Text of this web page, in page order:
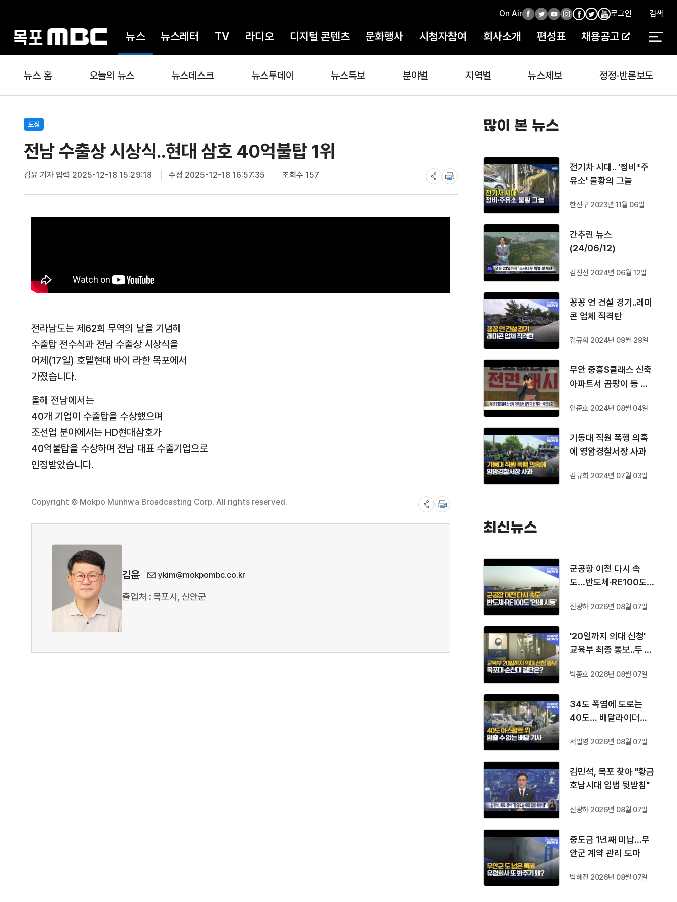
뉴스 뉴스레터 TV 라디오 디지털 콘텐츠 문화행사 시청자참여 회사소개 편성표 채용공고
On Air페 트
터
유
브
인
타
페 인
타
유
브
로그인 검색
뉴스 홈 오늘의 뉴스 뉴스데스크 뉴스투데이 뉴스특보 분야별 지역별 뉴스제보 정정·반론보도
도정
전남 수출상 시상식..현대 삼호 40억불탑 1위
김윤 기자입력 2025-12-18 15:29:18 수정 2025-12-18 16:57:35 조회수 157
전라남도는 제62회 무역의 날을 기념해
수출탑 전수식과 전남 수출상 시상식을
어제(17일) 호텔현대 바이 라한 목포에서
가졌습니다.
올해 전남에서는
40개 기업이 수출탑을 수상했으며
조선업 분야에서는 HD현대삼호가
40억불탑을 수상하며 전남 대표 수출기업으로
인정받았습니다.
Copyright © Mokpo Munhwa Broadcasting Corp. All rights reserved.
김윤 ykim@mokpombc.co.kr
출입처 : 목포시, 신안군
많이 본 뉴스
전기차 시대.. '정비*주
유소' 불황의 그늘
한신구 2023년 11월 06일
간추린 뉴스
(24/06/12)
김진선 2024년 06월 12일
꽁꽁 언 건설 경기..레미
콘 업체 직격탄
김규희 2024년 09월 29일
무안 중흥S클래스 신축
아파트서 곰팡이 등 하
안준호 2024년 08월 04일
기동대 직원 폭행 의혹
에 영암경찰서장 사과
김규희 2024년 07월 03일
최신뉴스
군공항 이전 다시 속
도…반도체·RE100도
신광하 2026년 08월 07일
'20일까지 의대 신청'
교육부 최종 통보..두 대
박종호 2026년 08월 07일
34도 폭염에 도로는
40도… 배달라이더는
서일영 2026년 08월 07일
김민석, 목포 찾아 "황금
호남시대 입법 뒷받침"
신광하 2026년 08월 07일
중도금 1년째 미납…무
안군 계약 관리 도마
박혜진 2026년 08월 07일